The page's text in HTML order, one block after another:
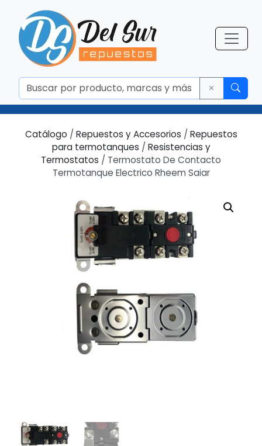
Catálogo / Repuestos y Accesorios / Repuestos
para termotanques / Resistencias y
Termostatos / Termostato De Contacto
Termotanque Electrico Rheem Saiar